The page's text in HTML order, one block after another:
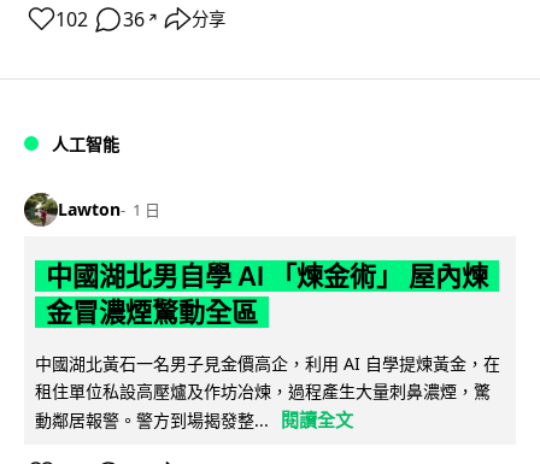
102 36 ↗ 分享
人工智能
Lawton 1 日
中國湖北男自學 AI 「煉金術」 屋內煉
金冒濃煙驚動全區
中國湖北黃石一名男子見金價高企，利用 AI 自學提煉黃金，在
租住單位私設高壓爐及作坊冶煉，過程產生大量刺鼻濃煙，驚
動鄰居報警。警方到場揭發整...
閱讀全文